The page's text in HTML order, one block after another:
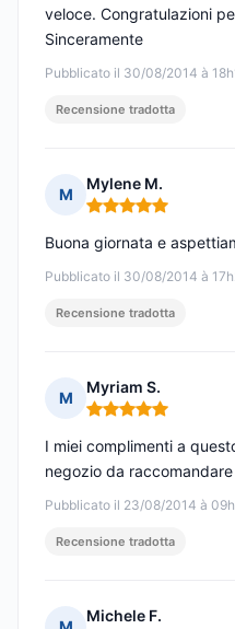
Pubblicato il 30/08/2014 à
veloce. Congratulazioni
Sinceramente
Recensione tradotta
M
Mylene M.
Nota: 5 su 5
Pubblicato il 30/08/2014 à
Buona giornata e
Recensione tradotta
M
Myriam S.
Nota: 5 su 5
Pubblicato il 23/08/2014 à
I miei complimenti a
negozio da
Recensione tradotta
Michele F.